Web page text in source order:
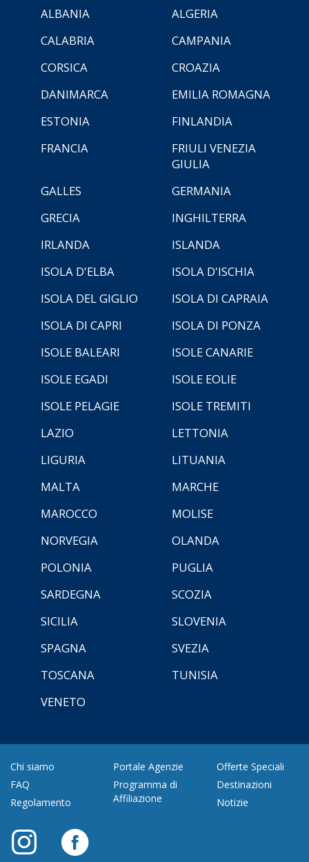
ALBANIA
ALGERIA
CALABRIA
CAMPANIA
CORSICA
CROAZIA
DANIMARCA
EMILIA ROMAGNA
ESTONIA
FINLANDIA
FRANCIA
FRIULI VENEZIA
GIULIA
GALLES
GERMANIA
GRECIA
INGHILTERRA
IRLANDA
ISLANDA
ISOLA D'ELBA
ISOLA D'ISCHIA
ISOLA DEL GIGLIO
ISOLA DI CAPRAIA
ISOLA DI CAPRI
ISOLA DI PONZA
ISOLE BALEARI
ISOLE CANARIE
ISOLE EGADI
ISOLE EOLIE
ISOLE PELAGIE
ISOLE TREMITI
LAZIO
LETTONIA
LIGURIA
LITUANIA
MALTA
MARCHE
MAROCCO
MOLISE
NORVEGIA
OLANDA
POLONIA
PUGLIA
SARDEGNA
SCOZIA
SICILIA
SLOVENIA
SPAGNA
SVEZIA
TOSCANA
TUNISIA
VENETO
Chi siamo
FAQ
Regolamento
Portale Agenzie
Programma di
Affiliazione
Offerte Speciali
Destinazioni
Notizie